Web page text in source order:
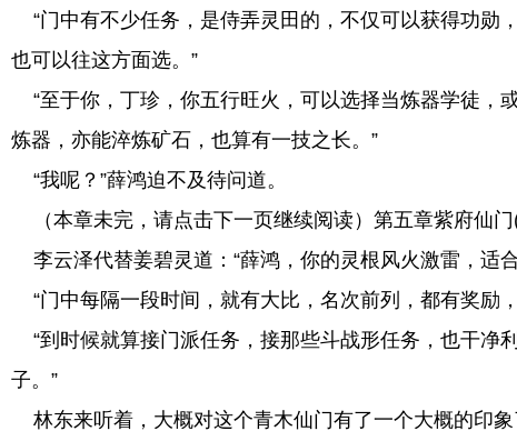
“门中有不少任务，是侍弄灵田的，不仅可以获得功勋
也可以往这方面选。”
“至于你，丁珍，你五行旺火，可以选择当炼器学徒，
炼器，亦能淬炼矿石，也算有一技之长。”
“我呢？”薛鸿迫不及待问道。
（本章未完，请点击下一页继续阅读）第五章紫府仙门
李云泽代替姜碧灵道：“薛鸿，你的灵根风火激雷，适
“门中每隔一段时间，就有大比，名次前列，都有奖励
“到时候就算接门派任务，接那些斗战形任务，也干净
子。”
林东来听着，大概对这个青木仙门有了一个大概的印象